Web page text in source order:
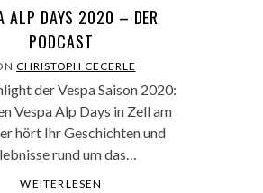
ALP DAYS 2020 – DER
PODCAST
CHRISTOPH CECERLE
der Vespa Saison 2020:
Vespa Alp Days in Zell am
hört Ihr Geschichten und
rund um das…
WEITERLESEN